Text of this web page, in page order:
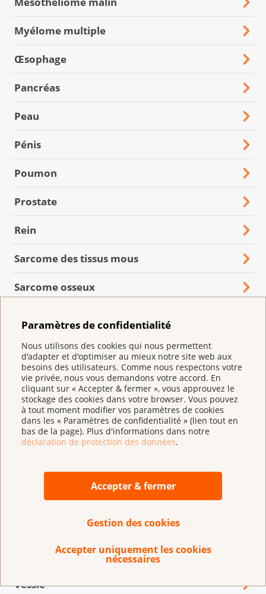
Paramètres de confidentialité
Nous utilisons des cookies qui nous permettent
d'adapter et d'optimiser au mieux notre site web aux
besoins des utilisateurs. Comme nous respectons votre
vie privée, nous vous demandons votre accord. En
cliquant sur « Accepter & fermer », vous approuvez le
stockage des cookies dans votre browser. Vous pouvez
à tout moment modifier vos paramètres de cookies
dans les « Paramètres de confidentialité » (lien tout en
bas de la page). Plus d'informations dans notre
déclaration de protection des données.
Accepter & fermer
Gestion des cookies
Accepter uniquement les cookies
nécessaires
Myélome multiple
Œsophage
Pancréas
Peau
Pénis
Poumon
Prostate
Rein
Sarcome des tissus mous
Sarcome osseux
Sein (homme)
Testicule
Tête et cou
Thyroïde
lymphomes
Tumeurs et métastases cérébrales
Vésicule et voies biliaires
Vessie